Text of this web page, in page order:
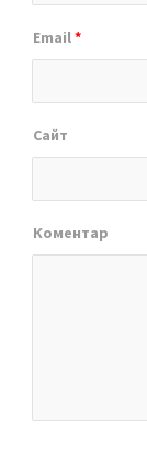
Email*
Сайт
Коментар